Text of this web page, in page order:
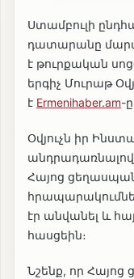
Ստամբուլի
դատարանը
է թուրքական
երգիչ Մուրաթ
է Ermenihaber.am-
Օվյուչն իր
Հայոց
էր անվանել և
հասցեին։
Նշենք, որ Հայոց